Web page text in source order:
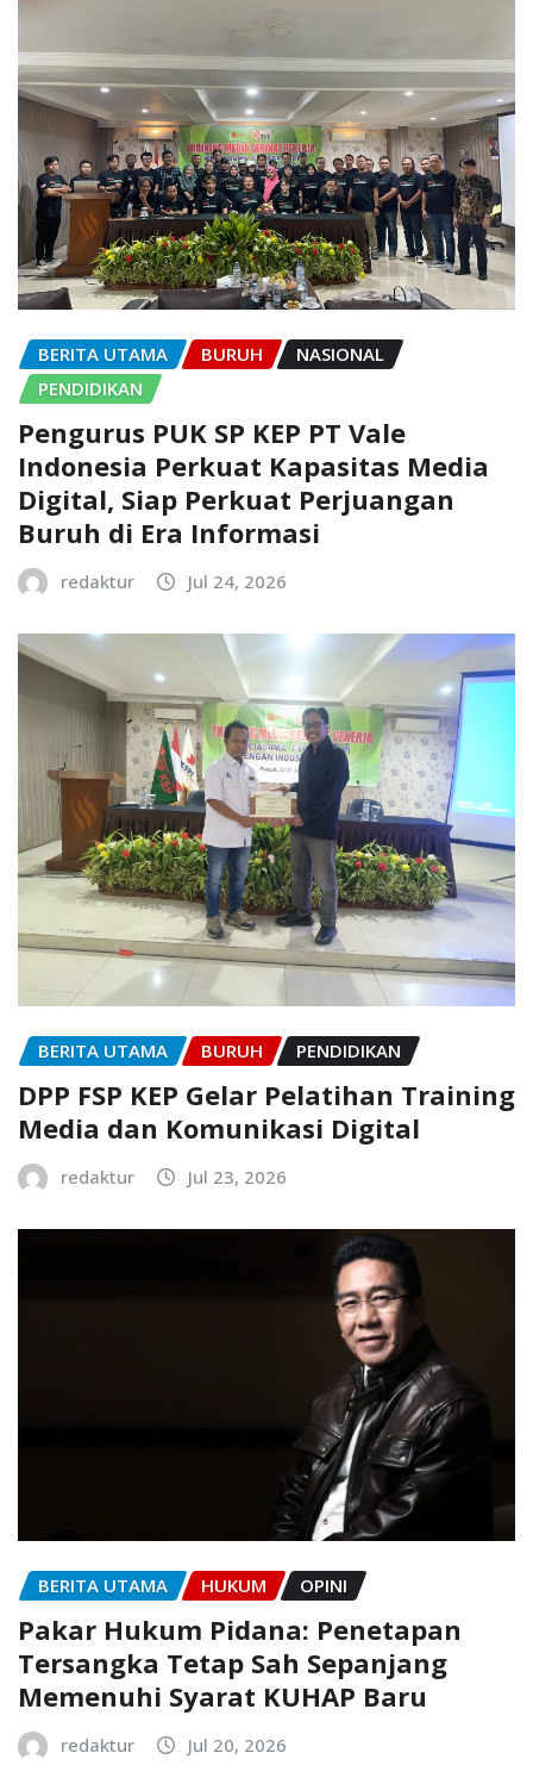
BERITA UTAMA BURUH
NASIONAL
PENDIDIKAN
Pengurus PUK SP KEP PT Vale
Indonesia Perkuat Kapasitas Media
Digital, Siap Perkuat Perjuangan
Buruh di Era Informasi
redaktur Jul 24, 2026
BERITA UTAMA BURUH PENDIDIKAN
DPP FSP KEP Gelar Pelatihan Training
Media dan Komunikasi Digital
redaktur Jul 23, 2026
BERITA UTAMA HUKUM OPINI
Pakar Hukum Pidana: Penetapan
Tersangka Tetap Sah Sepanjang
Memenuhi Syarat KUHAP Baru
redaktur Jul 20, 2026